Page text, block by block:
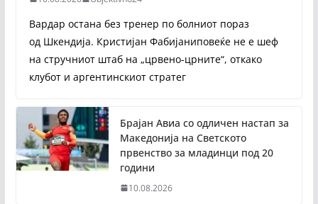
Вардар остана без тренер по болниот пораз
од Шкендија. Кристијан Фабијаниповеќе не е шеф
на стручниот штаб на „црвено-црните“, откако
клубот и аргентинскиот стратег
Брајан Авиа со одличен настап за
Македонија на Светското
првенство за младинци под 20
години
10.08.2026